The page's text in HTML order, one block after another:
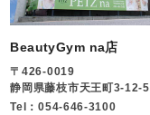
BeautyGym na店
〒426-0019
静岡県藤枝市天王町3-12-5
Tel：054-646-3100